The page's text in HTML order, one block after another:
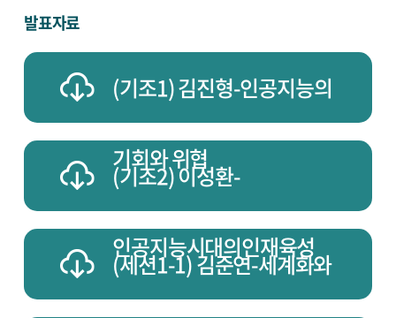
발표자료
(기조1) 김진형-인공지능의
기회와 위협
(기조2) 이성환-
인공지능시대의인재육성
(세션1-1) 김준연-세계화와